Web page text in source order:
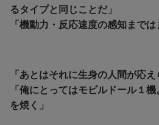
るタイプと同じことだ」
「機動力・反応速度の感知までは
「あとはそれに生身の人間が応え
「俺にとってはモビルドール１
を焼く」